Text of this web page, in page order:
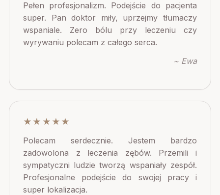
Pełen profesjonalizm. Podejście do pacjenta
super. Pan doktor miły, uprzejmy tłumaczy
wspaniale. Zero bólu przy leczeniu czy
wyrywaniu polecam z całego serca.
~ Ewa
★★★★★
Polecam serdecznie. Jestem bardzo
zadowolona z leczenia zębów. Przemili i
sympatyczni ludzie tworzą wspaniały zespół.
Profesjonalne podejście do swojej pracy i
super lokalizacja.